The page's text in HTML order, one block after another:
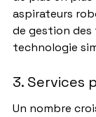
aspirateurs
de gestion des
technologie
3. Services
Un nombre